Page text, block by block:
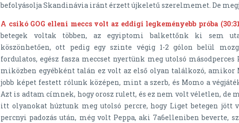
befolyásolja Skandinávia iránt érzett újkeletű szerelmemet. De
A csikó GOG elleni meccs volt az eddigi legkeményebb próba
betegek voltak többen, az egyiptomi balkettőnk ki sem
köszönhetően, ott pedig egy szinte végig 1-2 gólon belül
fordulatos, egész fasza meccset nyertünk meg utolsó másodperces
miközben egyébként talán ez volt az első olyan találkozó, amikor
jobb képet festett rólunk középen, mint a szerb, és Momo a
Azt is adtam címnek, hogy orosz rulett, és ez nem volt véletlen, de
itt olyanokat húztunk meg utolsó percre, hogy Liget betegen jött
percnyi padozás után, még volt Peppa, aki 7a6elleniben beverte,